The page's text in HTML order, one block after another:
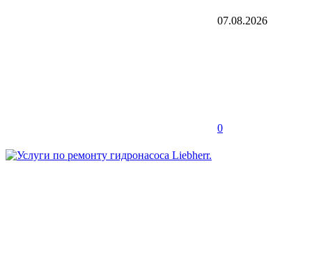
07.08.2026
0